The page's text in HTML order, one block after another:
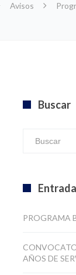
Avisos
Buscar
PROGRAMA
AÑOS DE